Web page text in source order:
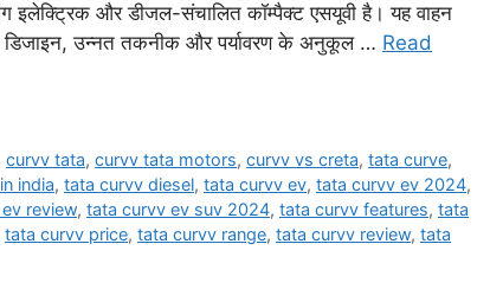
इलेक्ट्रिक और डीजल-संचालित कॉम्पैक्ट एसयूवी है। यह वाहन
उन्नत तकनीक और पर्यावरण के अनुकूल … Read
curvv tata,curvv tata motors,curvv vs creta,tata curve,
india, tata curvv diesel, tata curvv ev, tata curvv ev 2024,
review, tata curvv ev suv 2024, tata curvv features, tata
tata curvv price, tata curvv range, tata curvv review, tata